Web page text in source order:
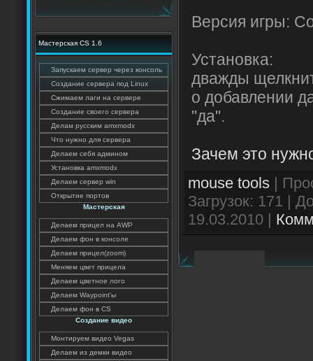
Мастерская CS 1.6
Запускаем сервер через консоль
Создание сервера под Linux
Сжимаем лаги на сервере
Создание своего сервера
Делам русским amxmodx
Что нужно для сервера
Делаем себя админом
Установка amxmodx
Делаем сервер win
Открытие портов
Мастерская
Делаем прицел на AWP
Делаем фон в консоле
Делаем прицел(zoom)
Меняем цвет прицела
Делаем цветное лого
Делаем Waypoint'ы
Делаем фон в CS
Создание видео
Монтируем видео Vegas
Делаем из демки видео
Версия игры:
Установка:
дважды
о добавлении
"да".
Зачем это
mouse tools |
Загрузок: 171 |
19.03.2010 |